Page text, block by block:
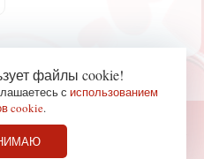
Консультации по телефону
файлы cookie!
с использованием
cookie.